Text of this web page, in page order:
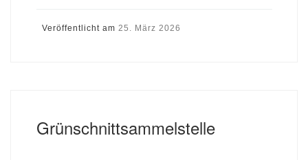
Veröffentlicht am 25. März 2026
Grünschnittsammelstelle